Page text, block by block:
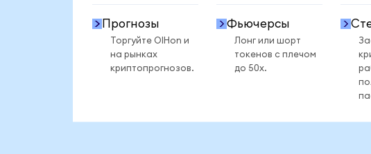
Прогнозы
Торгуйте OIHon и
на рынках
криптопрогнозов.
Фьючерсы
Лонг или шорт
токенов с плечом
до 50x.